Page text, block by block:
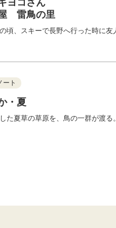
雷鳥の里
頃、スキーで長野へ行った時に友
ート
・夏
た夏草の草原を、鳥の一群が渡る。